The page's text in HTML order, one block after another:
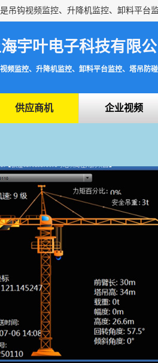
宇叶电子科技有限公
频监控、升降机监控、卸料平台监控、塔吊防
供应商机 企业视频